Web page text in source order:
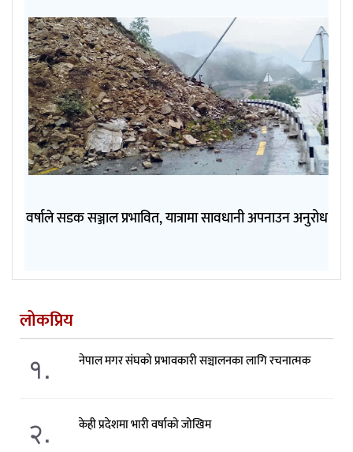
वर्षाले सडक सञ्जाल प्रभावित, यात्रामा सावधानी अपनाउन अनुरोध
लोकप्रिय
१. नेपाल मगर संघको प्रभावकारी सञ्चालनका लागि रचनात्मक
२. केही प्रदेशमा भारी वर्षाको जोखिम